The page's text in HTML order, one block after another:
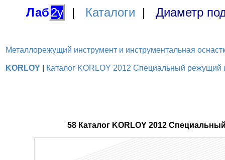
Лаб2у | Каталоги | Диаметр
Металлорежущий инструмент и инструментальная
KORLOY Каталог KORLOY 2012 Специальный режущий
58 Каталог KORLOY 2012